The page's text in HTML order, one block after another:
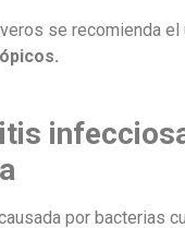
se recomienda el
por bacterias